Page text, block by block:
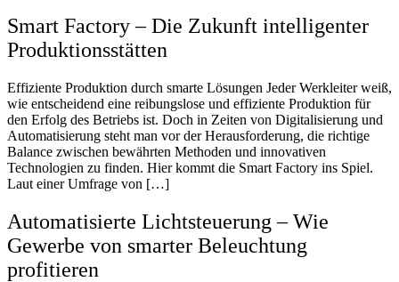
Smart Factory – Die Zukunft intelligenter
Produktionsstätten
Effiziente Produktion durch smarte Lösungen Jeder Werkleiter weiß,
wie entscheidend eine reibungslose und effiziente Produktion für
den Erfolg des Betriebs ist. Doch in Zeiten von Digitalisierung und
Automatisierung steht man vor der Herausforderung, die richtige
Balance zwischen bewährten Methoden und innovativen
Technologien zu finden. Hier kommt die Smart Factory ins Spiel.
Laut einer Umfrage von […]
Automatisierte Lichtsteuerung – Wie
Gewerbe von smarter Beleuchtung
profitieren